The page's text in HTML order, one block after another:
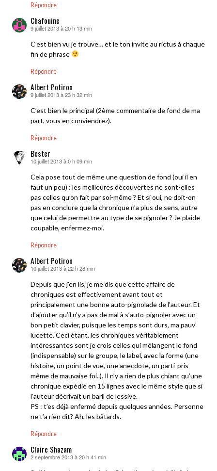
Répondre
Chafouine
dit :
9 juillet 2013 à 20 h 13 min
C’est bien vu je trouve… et le ton invite au rictus à chaque
fin de phrase
Répondre
Albert Potiron
dit :
9 juillet 2013 à 23 h 32 min
C’est bien le principal (2ème commentaire de fond de ma
part, vous en conviendrez).
Répondre
Bester
dit :
10 juillet 2013 à 0 h 09 min
Cela pose tout de même une question de fond (oui il en
faut un peu) : les meilleures découvertes ne sont-elles
pas celles qu’on fait par soi-même ? Et si oui, ne doit-on
pas en conclure que la chronique n’a plus de sens, autre
que celui de permettre au type de se pignoler ? Je plaide
coupable, enfermez-moi.
Répondre
Albert Potiron
dit :
10 juillet 2013 à 22 h 28 min
Depuis que j’en lis, je me dis que cette affaire de
chroniques est effectivement avant tout et
principalement une bonne auto-pignolade de l’auteur. Et
d’ajouter qu’il n’y a pas de mal à s’auto-pignoler avec un
bon petit clavier, puisque les temps sont durs, ma pauv’
lucette. Ceci étant, les chroniques véritablement
intéressantes sont je crois celles qui mélangent le fond
(indispensable) sur le groupe, le label, avec la forme (une
histoire, un point de vue, une anecdote, un parti-pris
même de mauvaise foi..). Il n’y a rien de plus chiant qu’une
chronique expédié en 15 lignes avec le même style que si
l’auteur décrivait un baril de lessive.
PS : t’es déjà enfermé depuis quelques années. Personne
ne t’a rien dit? Ah, les bâtards.
Répondre
Claire Shazam
dit :
2 septembre 2013 à 20 h 41 min